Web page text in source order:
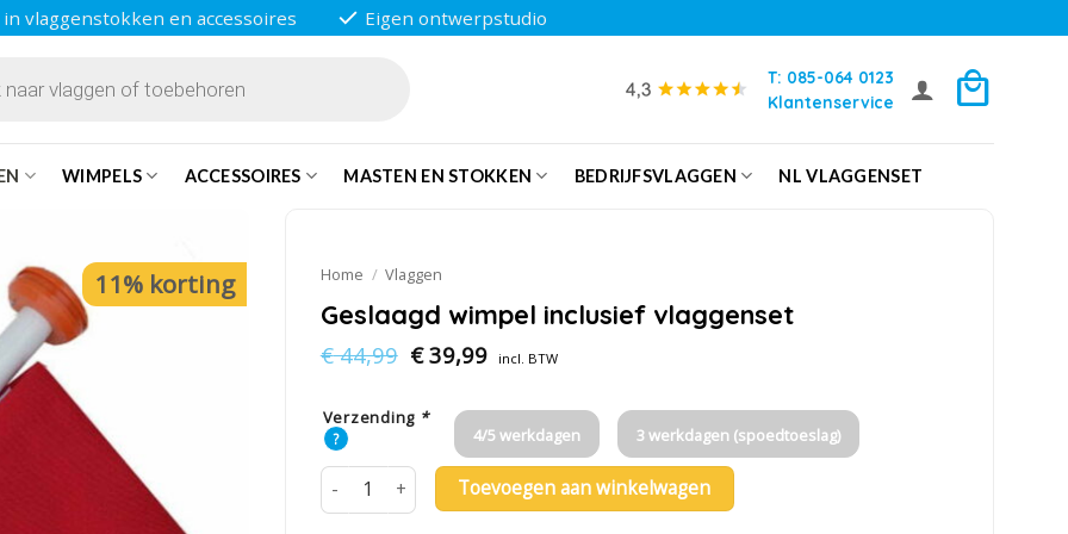
vlaggenstokken en accessoires Eigen ontwerpstudio
T: 085-064 0123
Klantenservice
WIMPELS ACCESSOIRES MASTEN EN STOKKEN BEDRIJFSVLAGGEN NL VLAGGENSET
11% korting Home / Vlaggen
Geslaagd wimpel inclusief vlaggenset
€44,99 Oorspronkelijke
prijs
€ 44,99.
€39,99Huidige
prijs
€ 39,99.
incl. BTW
Verzending *
? 4/5 werkdagen 3 werkdagen (spoedtoeslag)
Toevoegen aan winkelwagen